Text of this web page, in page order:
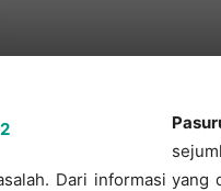
Dari informasi